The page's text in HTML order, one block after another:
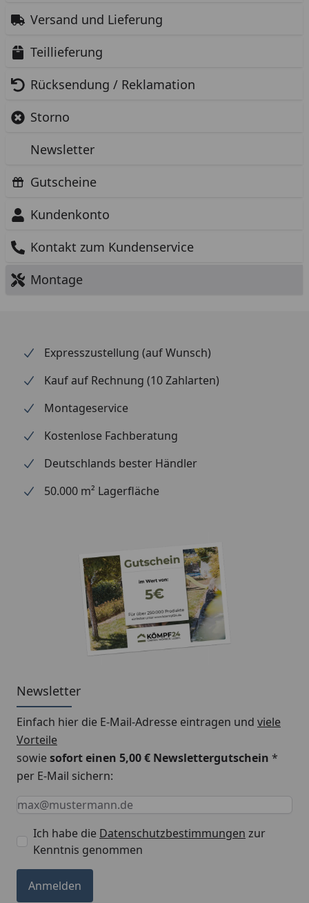
Versand und Lieferung
Teillieferung
Rücksendung / Reklamation
Storno
Newsletter
Gutscheine
Kundenkonto
Kontakt zum Kundenservice
Montage
Expresszustellung (auf Wunsch)
Kauf auf Rechnung (10 Zahlarten)
Montageservice
Kostenlose Fachberatung
Deutschlands bester Händler
50.000 m² Lagerfläche
Newsletter
Einfach hier die E-Mail-Adresse eintragen und viele
Vorteile
sowiesofort einen 5,00 € Newslettergutschein *
per E-Mail sichern:
Keine Eingabe erforderlich
Eingabe erforderlich
E-Mail *
Ich habe die Datenschutzbestimmungen zur
Kenntnis genommen
Anmelden